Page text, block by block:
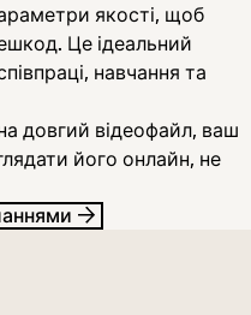
якості, щоб
Це ідеальний
навчання та
довгий відеофайл, ваш
його онлайн, не